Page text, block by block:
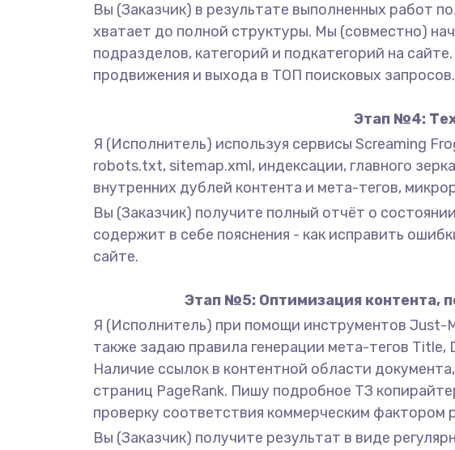
Вы (Заказчик) в результате выполненных работ
хватает до полной структуры. Мы (совместно)
подразделов, категорий и подкатегорий на
продвижения и выхода в ТОП поисковых запросов.
Этап №4:
Я (Исполнитель) используя сервисы Screaming
robots.txt, sitemap.xml, индексации, главного
внутренних дублей контента и мета-тегов,
Вы (Заказчик) получите полный отчёт о
содержит в себе пояснения - как исправить
сайте.
Этап №5: Оптимизация контента,
Я (Исполнитель) при помощи инструментов Just-
также задаю правила генерации мета-тегов
Наличие ссылок в контентной области
страниц PageRank. Пишу подробное ТЗ
проверку соответствия коммерческим фактором
Вы (Заказчик) получите результат в виде